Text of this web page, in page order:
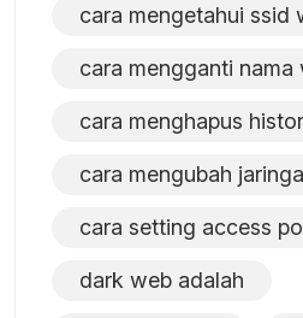
cara mengetahui ssid
cara mengganti nama
cara menghapus
cara mengubah
cara setting access
dark web adalah